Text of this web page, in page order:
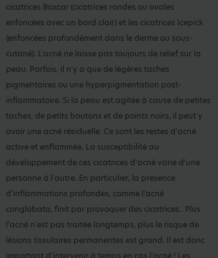
cicatrices Boxcar (cicatrices rondes ou ovales
enfoncées avec un bord clair) et les cicatrices Icepick
(enfoncées profondément dans le derme ou sous-
cutané). L'acné ne laisse pas toujours de relief sur la
peau. Parfois, il n'y a que de légères taches
pigmentaires ou une hyperpigmentation post-
inflammatoire. Si la peau est agitée à cause de petites
taches, de petits boutons et de points noirs, il peut y
avoir une acné résiduelle. Ce sont les restes d'acné
active et enflammée. La susceptibilité au
développement de ces cicatrices d'acné varie d'une
personne à l'autre. En particulier, la présence
d'inflammations profondes, comme l'acné
conglobata, finit par provoquer des cicatrices.. Plus
l'acné n'est pas traitée longtemps, plus le risque de
lésions tissulaires permanentes est grand. Il est donc